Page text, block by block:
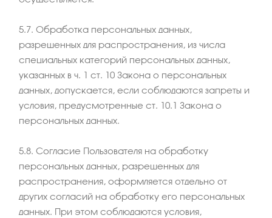
5.7. Обработка персональных данных,
разрешенных для распространения, из числа
специальных категорий персональных данных,
указанных в ч. 1 ст. 10 Закона о персональных
данных, допускается, если соблюдаются запреты и
условия, предусмотренные ст. 10.1 Закона о
персональных данных.
5.8. Согласие Пользователя на обработку
персональных данных, разрешенных для
распространения, оформляется отдельно от
других согласий на обработку его персональных
данных. При этом соблюдаются условия,